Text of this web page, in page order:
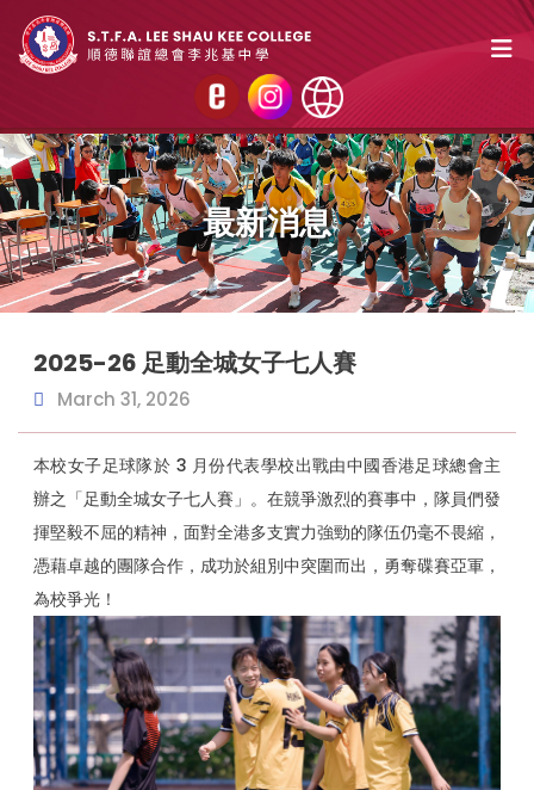
最新消息
2025-26 足動全城女子七人賽
March 31, 2026
本校女子足球隊於 3 月份代表學校出戰由中國香港足球總會主
辦之「足動全城女子七人賽」。在競爭激烈的賽事中，隊員們發
揮堅毅不屈的精神，面對全港多支實力強勁的隊伍仍毫不畏縮，
憑藉卓越的團隊合作，成功於組別中突圍而出，勇奪碟賽亞軍，
為校爭光！